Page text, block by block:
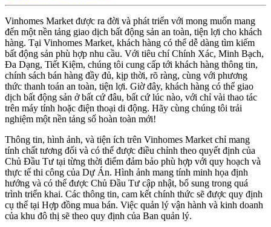
Vinhomes Market được ra đời và phát triển với mong muốn mang
đến một nền tảng giao dịch bất động sản an toàn, tiện lợi cho khách
hàng. Tại Vinhomes Market, khách hàng có thể dễ dàng tìm kiếm
bất động sản phù hợp nhu cầu. Với tiêu chí Chính Xác, Minh Bạch,
Đa Dạng, Tiết Kiệm, chúng tôi cung cấp tới khách hàng thông tin,
chính sách bán hàng đầy đủ, kịp thời, rõ ràng, cùng với phương
thức thanh toán an toàn, tiện lợi. Giờ đây, khách hàng có thể giao
dịch bất động sản ở bất cứ đâu, bất cứ lúc nào, với chỉ vài thao tác
trên máy tính hoặc điện thoại di động. Hãy cùng chúng tôi trải
nghiệm một nền tảng số hoàn toàn mới!
Thông tin, hình ảnh, và tiện ích trên Vinhomes Market chỉ mang
tính chất tương đối và có thể được điều chỉnh theo quyết định của
Chủ Đầu Tư tại từng thời điểm đảm bảo phù hợp với quy hoạch và
thực tế thi công của Dự Án. Hình ảnh mang tính minh họa định
hướng và có thể được Chủ Đầu Tư cập nhật, bổ sung trong quá
trình triển khai. Các thông tin, cam kết chính thức sẽ được quy định
cụ thể tại Hợp đồng mua bán. Việc quản lý vận hành và kinh doanh
của khu đô thị sẽ theo quy định của Ban quản lý.